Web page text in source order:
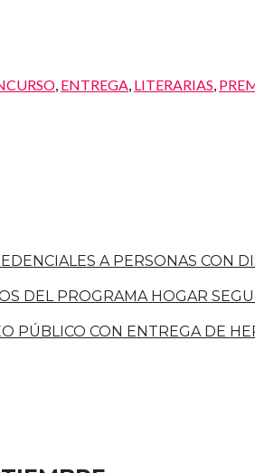
ENTREGA LITERARIAS
A PERSONAS CON
DEL PROGRAMA HOGAR
PÚBLICO CON ENTREGA DE